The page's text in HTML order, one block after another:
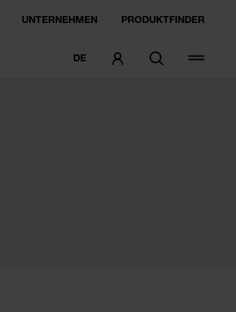
UNTERNEHMEN PRODUKTFINDER
DE